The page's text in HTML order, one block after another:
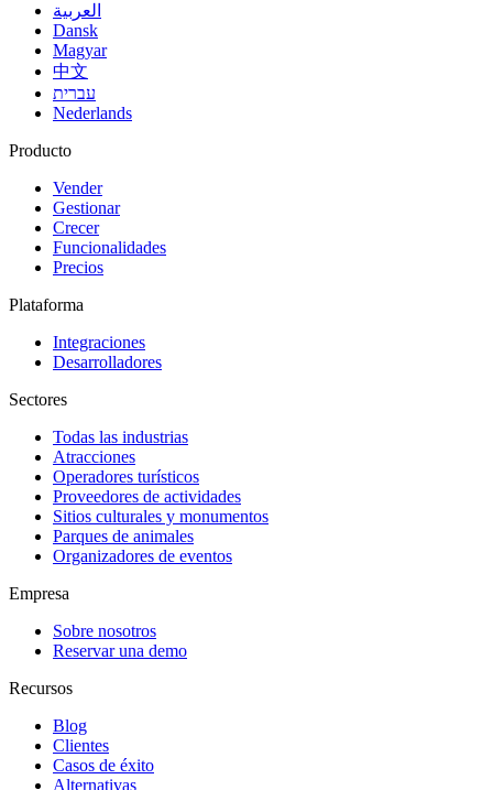
العربية
Dansk
Magyar
中文
עברית
Nederlands
Producto
Vender
Gestionar
Crecer
Funcionalidades
Precios
Plataforma
Integraciones
Desarrolladores
Sectores
Todas las industrias
Atracciones
Operadores turísticos
Proveedores de actividades
Sitios culturales y monumentos
Parques de animales
Organizadores de eventos
Empresa
Sobre nosotros
Reservar una demo
Recursos
Blog
Clientes
Casos de éxito
Alternativas